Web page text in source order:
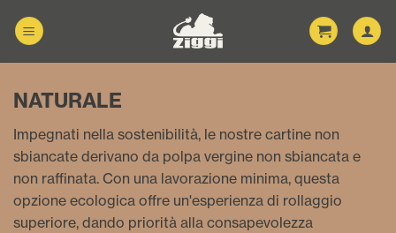
NATURALE
Impegnati nella sostenibilità, le nostre cartine non
sbiancate derivano da polpa vergine non sbiancata e
non raffinata. Con una lavorazione minima, questa
opzione ecologica offre un'esperienza di rollaggio
superiore, dando priorità alla consapevolezza